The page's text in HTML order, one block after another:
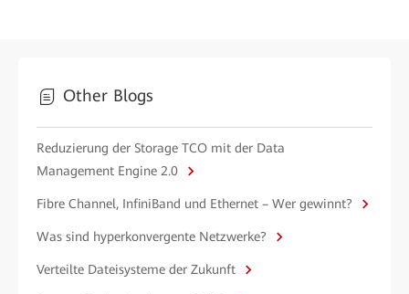
Other Blogs
Reduzierung der Storage TCO mit der Data
Management Engine 2.0
Fibre Channel, InfiniBand und Ethernet – Wer gewinnt?
Was sind hyperkonvergente Netzwerke?
Verteilte Dateisysteme der Zukunft